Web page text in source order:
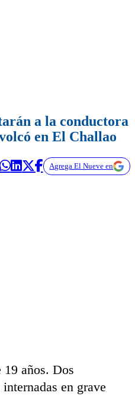
a la conductora
en El Challao
Agrega El Nueve en
19 años. Dos
en grave